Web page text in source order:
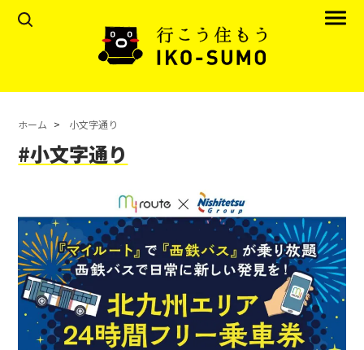
ホーム 小文字通り
#小文字通り